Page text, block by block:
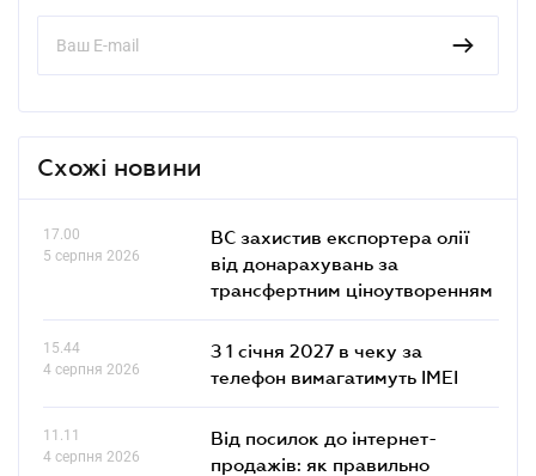
Схожі новини
17.00
5 серпня 2026
ВС захистив експортера олії
від донарахувань за
трансфертним ціноутворенням
15.44
4 серпня 2026
З 1 січня 2027 в чеку за
телефон вимагатимуть IMEI
11.11
4 серпня 2026
Від посилок до інтернет-
продажів: як правильно